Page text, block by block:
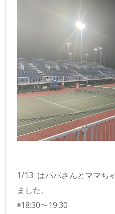
1/13 はパパさんとママち
ました。
◉18:30〜19:30